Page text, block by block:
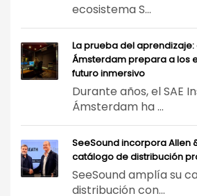
ecosistema S...
La prueba del aprendizaje:
Ámsterdam prepara a los
futuro inmersivo
Durante años, el SAE
Ámsterdam ha ...
SeeSound incorpora Allen
catálogo de distribución
SeeSound amplía su
distribución con...